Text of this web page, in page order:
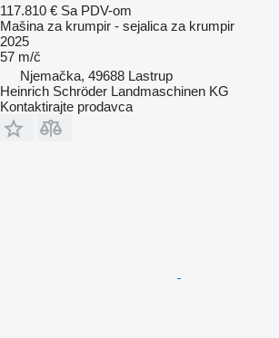
117.810 € Sa PDV-om
Mašina za krumpir - sejalica za krumpir
2025
57 m/č
Njemačka, 49688 Lastrup
Heinrich Schröder Landmaschinen KG
Kontaktirajte prodavca